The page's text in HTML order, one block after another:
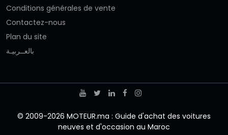
Conditions générales de vente
Contactez-nous
Plan du site
بالعــربيـة
© 2009-2026 MOTEUR.ma : Guide d'achat des voitures
neuves et d'occasion au Maroc